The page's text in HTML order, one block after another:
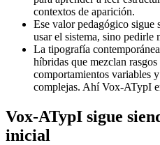
contextos de aparición.
Ese valor pedagógico sigue
usar el sistema, sino pedirle
La tipografía
híbridas que mezclan
comportamientos variables
complejas. Ahí Vox-ATypI
Vox-ATypI sigue
inicial